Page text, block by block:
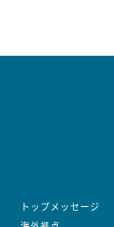
トップメッセージ